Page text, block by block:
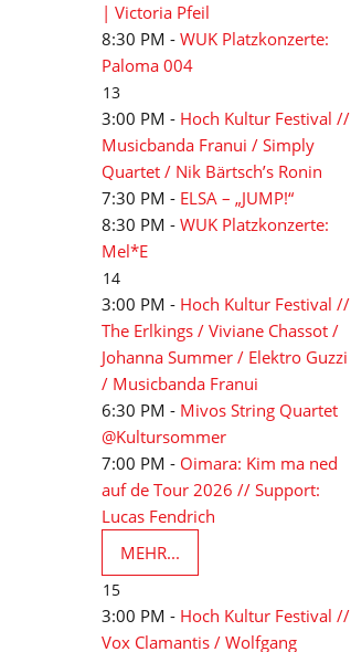
| Victoria Pfeil
8:30 PM - WUK Platzkonzerte:
Paloma 004
13
3:00 PM - Hoch Kultur Festival //
Musicbanda Franui / Simply
Quartet / Nik Bärtsch’s Ronin
7:30 PM - ELSA – „JUMP!“
8:30 PM - WUK Platzkonzerte:
Mel*E
14
3:00 PM - Hoch Kultur Festival //
The Erlkings / Viviane Chassot /
Johanna Summer / Elektro Guzzi
/ Musicbanda Franui
6:30 PM - Mivos String Quartet
@Kultursommer
7:00 PM - Oimara: Kim ma ned
auf de Tour 2026 // Support:
Lucas Fendrich
MEHR...
15
3:00 PM - Hoch Kultur Festival //
Vox Clamantis / Wolfgang